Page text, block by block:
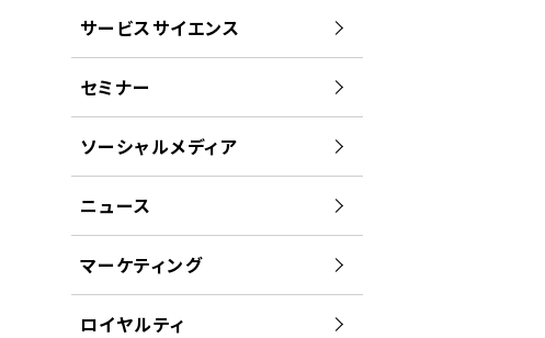
サービスサイエンス
セミナー
ソーシャルメディア
ニュース
マーケティング
ロイヤルティ